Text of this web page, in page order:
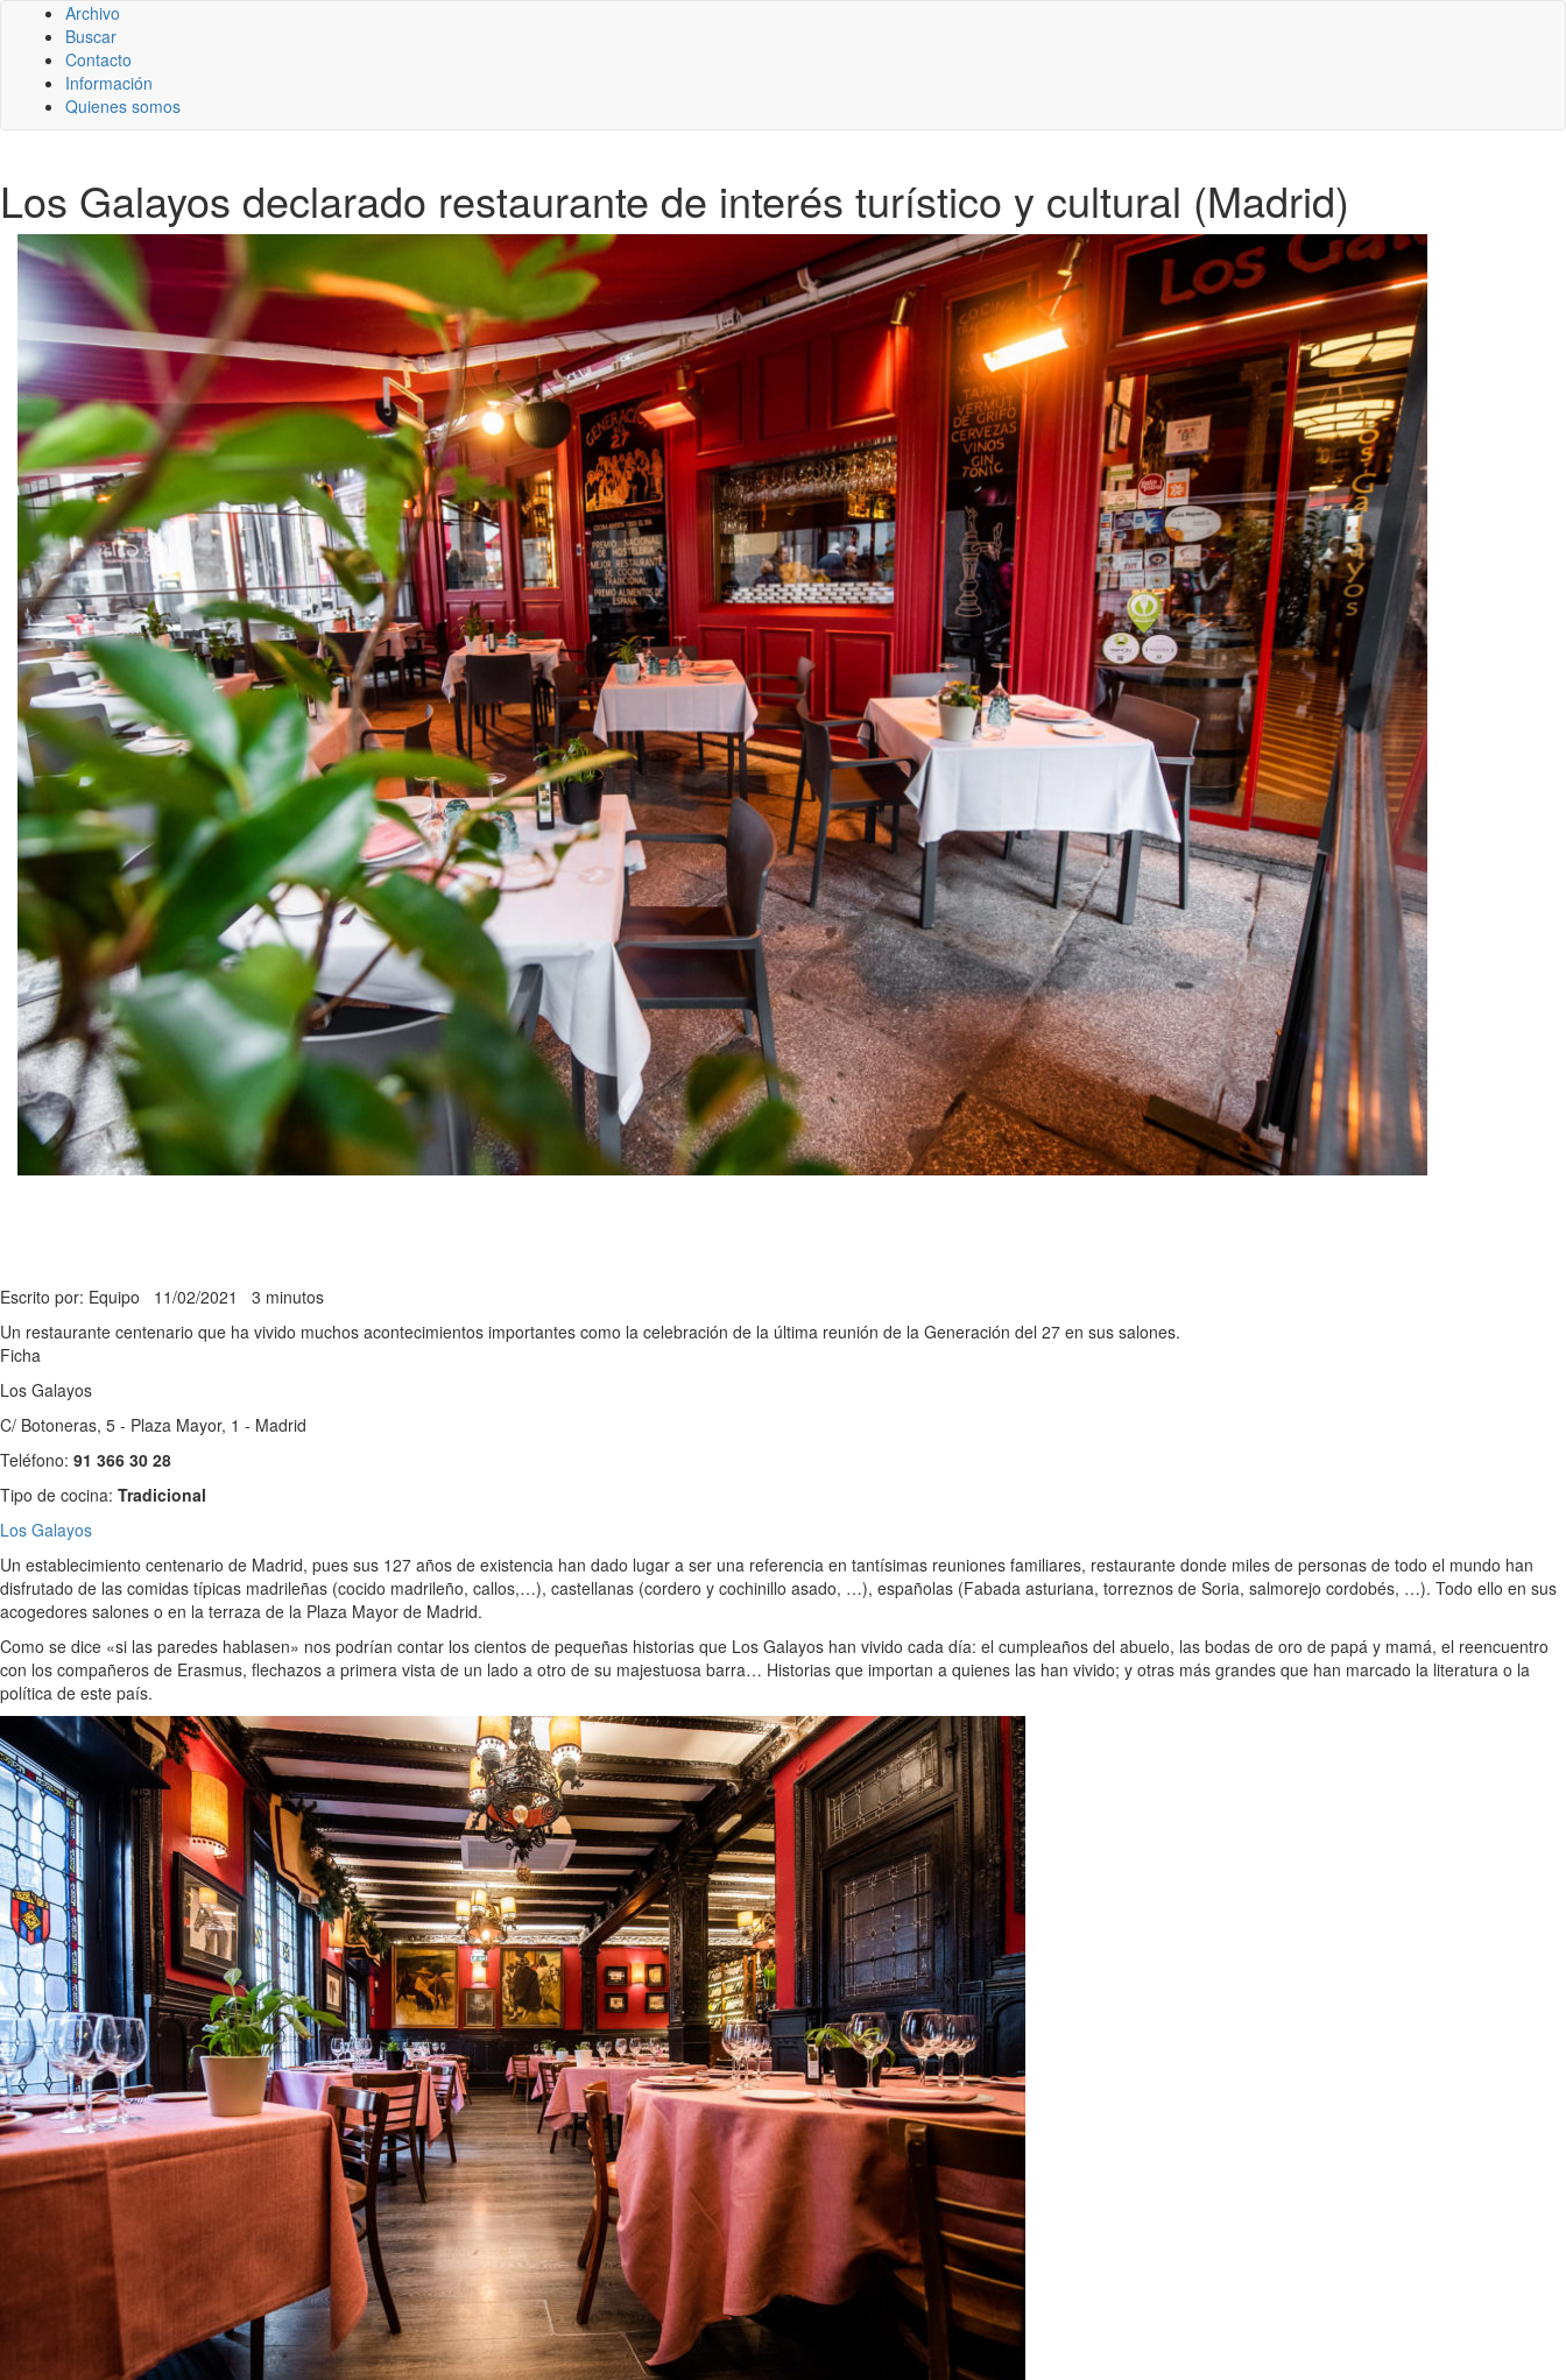
Archivo
Buscar
Contacto
Información
Quienes somos
Los Galayos declarado restaurante de interés turístico y cultural (Madrid)
Escrito por: Equipo 11/02/2021 3 minutos
Un restaurante centenario que ha vivido muchos acontecimientos importantes como la celebración de la última reunión de la Generación del 27 en sus salones.
Ficha
Los Galayos
C/ Botoneras, 5 - Plaza Mayor, 1 - Madrid
Teléfono: 91 366 30 28
Tipo de cocina: Tradicional
Los Galayos
Un establecimiento centenario de Madrid, pues sus 127 años de existencia han dado lugar a ser una referencia en tantísimas reuniones familiares, restaurante donde miles de personas de todo el mundo han
disfrutado de las comidas típicas madrileñas (cocido madrileño, callos,…), castellanas (cordero y cochinillo asado, …), españolas (Fabada asturiana, torreznos de Soria, salmorejo cordobés, …). Todo ello en sus
acogedores salones o en la terraza de la Plaza Mayor de Madrid.
Como se dice «si las paredes hablasen» nos podrían contar los cientos de pequeñas historias que Los Galayos han vivido cada día: el cumpleaños del abuelo, las bodas de oro de papá y mamá, el reencuentro
con los compañeros de Erasmus, flechazos a primera vista de un lado a otro de su majestuosa barra… Historias que importan a quienes las han vivido; y otras más grandes que han marcado la literatura o la
política de este país.